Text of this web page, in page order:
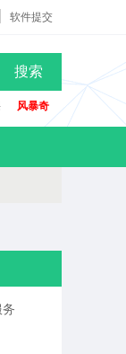
软件提交
搜索
风暴奇